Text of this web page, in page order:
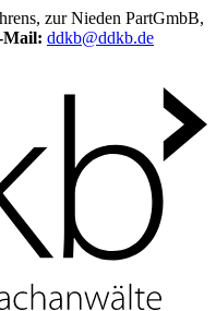
zur Nieden PartGmbB,
Mail: ddkb@ddkb.de